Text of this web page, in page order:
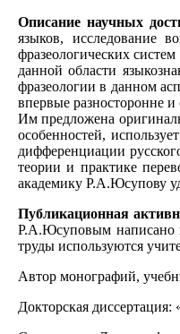
Описание научных
языков, исследование
фразеологических
данной области
фразеологии в данном
впервые разносторонне
Им предложена
особенностей,
дифференциации
теории и практике
академику Р.А.Юсупову
Публикационная
Р.А.Юсуповым написано
труды используются
Автор монографий,
Докторская диссертация: